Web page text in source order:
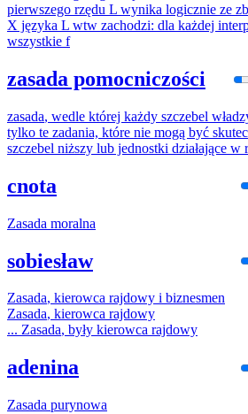
pierwszego rzędu L wynika logicznie ze
X języka L wtw zachodzi: dla każdej
wszystkie f
zasada pomocniczości
zasada, wedle której każdy szczebel
tylko te zadania, które nie mogą być
szczebel niższy lub jednostki działające w
cnota
Zasada moralna
sobiesław
Zasada, kierowca rajdowy i biznesmen
Zasada, kierowca rajdowy
... Zasada, były kierowca rajdowy
adenina
Zasada purynowa